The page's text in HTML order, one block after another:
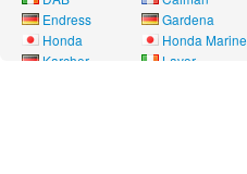
Endress
Gardena
Honda
Honda Marine
Karcher
Lavor